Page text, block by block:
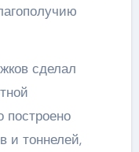
сделал
и тоннелей,